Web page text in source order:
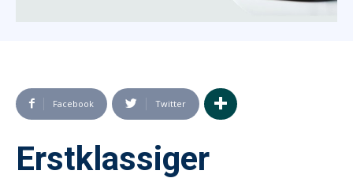
Facebook Twitter
Erstklassiger